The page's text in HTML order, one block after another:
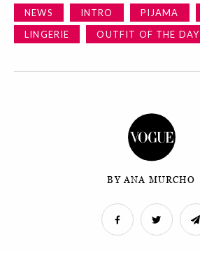
NEWS INTRO PIJAMA
LINGERIE
OUTFIT OF THE DAY
BY ANA MURCHO